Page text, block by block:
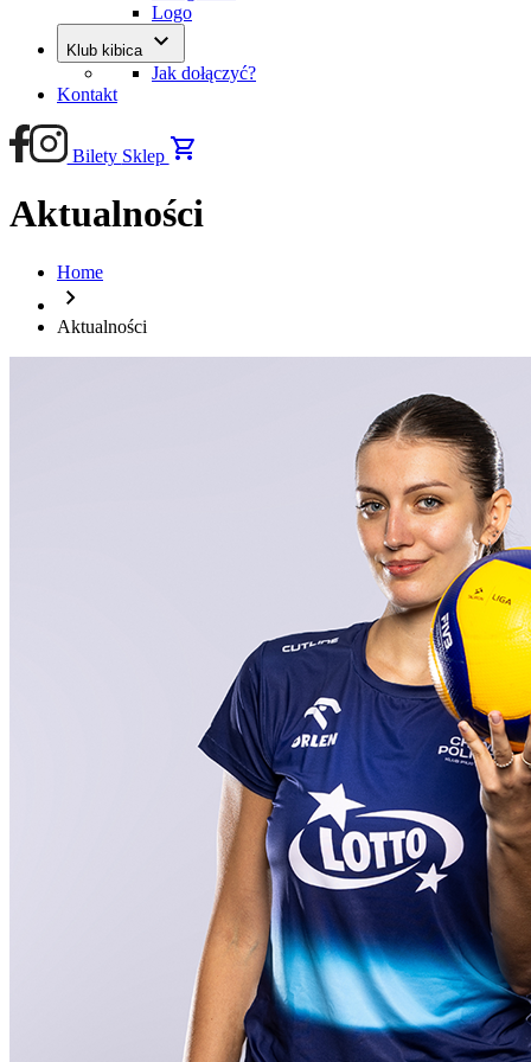
Logo
Klub kibica keyboard_arrow_down
Jak dołączyć?
Kontakt
Bilety Sklep shopping_cart
Aktualności
Home
chevron_right
Aktualności